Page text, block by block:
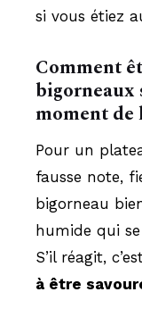
si vous étiez
Comment
bigorneaux
moment de
Pour un
fausse note,
bigorneau
humide qui
S’il réagit,
à être